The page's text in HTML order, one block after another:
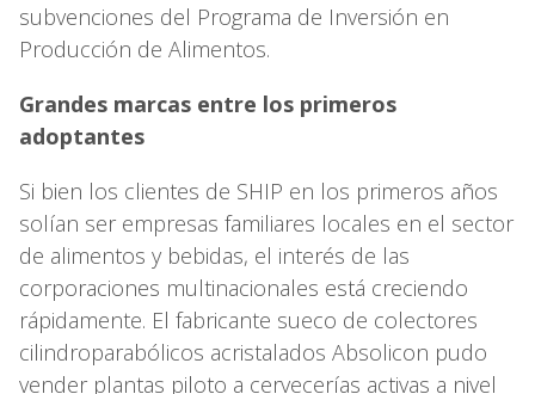
subvenciones del Programa de Inversión en
Producción de Alimentos.
Grandes marcas entre los primeros
adoptantes
Si bien los clientes de SHIP en los primeros años
solían ser empresas familiares locales en el sector
de alimentos y bebidas, el interés de las
corporaciones multinacionales está creciendo
rápidamente. El fabricante sueco de colectores
cilindroparabólicos acristalados Absolicon pudo
vender plantas piloto a cervecerías activas a nivel